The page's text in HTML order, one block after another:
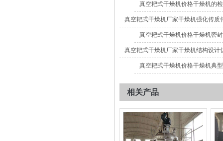
真空耙式干燥机价格干燥机的
真空耙式干燥机厂家干燥机强化传质
真空耙式干燥机价格干燥机密
真空耙式干燥机厂家干燥机结构设计
真空耙式干燥机价格干燥机典
相关产品